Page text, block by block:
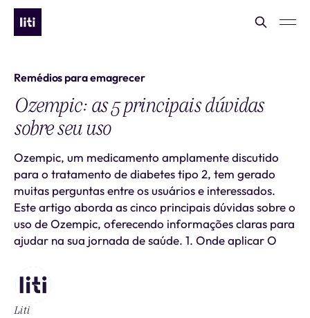
Remédios para emagrecer
Ozempic: as 5 principais dúvidas
sobre seu uso
Ozempic, um medicamento amplamente discutido
para o tratamento de diabetes tipo 2, tem gerado
muitas perguntas entre os usuários e interessados.
Este artigo aborda as cinco principais dúvidas sobre o
uso de Ozempic, oferecendo informações claras para
ajudar na sua jornada de saúde. 1. Onde aplicar O
Liti